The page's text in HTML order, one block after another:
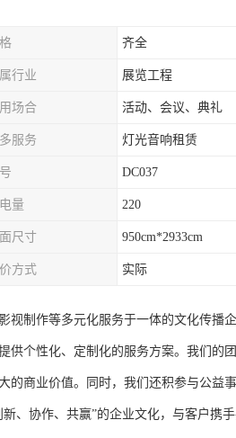
齐全
行业 展览工程
场合 活动、会议、典礼
服务 灯光音响租赁
DC037
量 220
尺寸 950cm*2933cm
方式 实际
视制作等多元化服务于一体的文化传播
供个性化、定制化的服务方案。我们的
的商业价值。同时，我们还积参与公益
、协作、共赢”的企业文化，与客户携